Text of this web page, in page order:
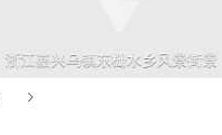
浙江嘉兴乌镇东栅水乡风景街景